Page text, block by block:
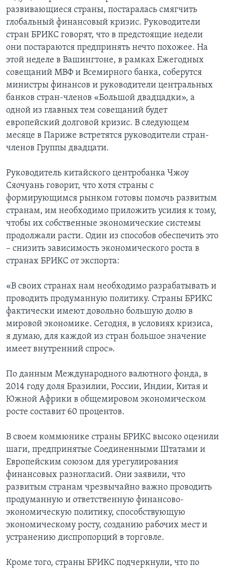
развивающиеся страны, постаралась смягчить
глобальный финансовый кризис. Руководители
стран БРИКС говорят, что в предстоящие недели
они постараются предпринять нечто похожее. На
этой неделе в Вашингтоне, в рамках Ежегодных
совещаний МВФ и Всемирного банка, соберутся
министры финансов и руководители центральных
банков стран-членов «Большой двадцадки», а
одной из главных тем совещаний будет
европейский долговой кризис. В следующем
месяце в Париже встретятся руководители стран-
членов Группы двадцати.
Руководитель китайского центробанка Чжоу
Сяочуань говорит, что хотя страны с
формирующимся рынком готовы помочь развитым
странам, им необходимо приложить усилия к тому,
чтобы их собственные экономические системы
продолжали расти. Один из способов обеспечить это
– снизить зависимость экономического роста в
странах БРИКС от экспорта:
«В своих странах нам необходимо разрабатывать и
проводить продуманную политику. Страны БРИКС
фактически имеют довольно большую долю в
мировой экономике. Сегодня, в условиях кризиса,
я думаю, для каждой из стран большое значение
имеет внутренний спрос».
По данным Международного валютного фонда, в
2014 году доля Бразилии, России, Индии, Китая и
Южной Африки в общемировом экономическом
росте составит 60 процентов.
В своем коммюнике страны БРИКС высоко оценили
шаги, предпринятые Соединенными Штатами и
Европейским союзом для урегулирования
финансовых разногласий. Они заявили, что
развитым странам чрезвычайно важно проводить
продуманную и ответственную финансово-
экономическую политику, способствующую
экономическому росту, созданию рабочих мест и
устранению диспропорций в торговле.
Кроме того, страны БРИКС подчеркнули, что по